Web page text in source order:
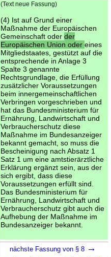
(Text neue Fassung)
(4) Ist auf Grund einer
Maßnahme der Europäischen
Gemeinschaft oder der
Europäischen Union oder eines
Mitgliedstaates, gestützt auf die
entsprechende in Anlage 3
Spalte 3 genannte
Rechtsgrundlage, die Erfüllung
zusätzlicher Voraussetzungen
beim innergemeinschaftlichen
Verbringen vorgeschrieben und
hat das Bundesministerium für
Ernährung, Landwirtschaft und
Verbraucherschutz diese
Maßnahme im Bundesanzeiger
bekannt gemacht, so muss die
Bescheinigung nach Absatz 1
Satz 1 um eine amtstierärztliche
Erklärung ergänzt sein, aus der
sich ergibt, dass diese
Voraussetzungen erfüllt sind.
Das Bundesministerium für
Ernährung, Landwirtschaft und
Verbraucherschutz gibt auch die
Aufhebung der Maßnahme im
Bundesanzeiger bekannt.
nächste Fassung von § 8 →